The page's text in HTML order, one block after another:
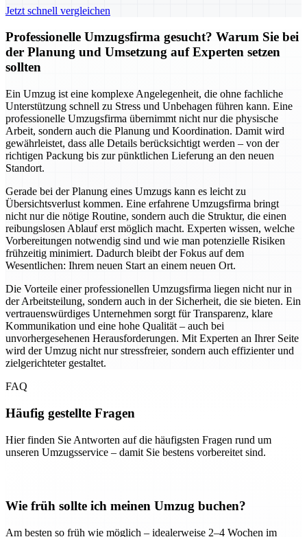
Jetzt schnell vergleichen
Professionelle Umzugsfirma gesucht? Warum Sie bei
der Planung und Umsetzung auf Experten setzen
sollten
Ein Umzug ist eine komplexe Angelegenheit, die ohne fachliche
Unterstützung schnell zu Stress und Unbehagen führen kann. Eine
professionelle Umzugsfirma übernimmt nicht nur die physische
Arbeit, sondern auch die Planung und Koordination. Damit wird
gewährleistet, dass alle Details berücksichtigt werden – von der
richtigen Packung bis zur pünktlichen Lieferung an den neuen
Standort.
Gerade bei der Planung eines Umzugs kann es leicht zu
Übersichtsverlust kommen. Eine erfahrene Umzugsfirma bringt
nicht nur die nötige Routine, sondern auch die Struktur, die einen
reibungslosen Ablauf erst möglich macht. Experten wissen, welche
Vorbereitungen notwendig sind und wie man potenzielle Risiken
frühzeitig minimiert. Dadurch bleibt der Fokus auf dem
Wesentlichen: Ihrem neuen Start an einem neuen Ort.
Die Vorteile einer professionellen Umzugsfirma liegen nicht nur in
der Arbeitsteilung, sondern auch in der Sicherheit, die sie bieten. Ein
vertrauenswürdiges Unternehmen sorgt für Transparenz, klare
Kommunikation und eine hohe Qualität – auch bei
unvorhergesehenen Herausforderungen. Mit Experten an Ihrer Seite
wird der Umzug nicht nur stressfreier, sondern auch effizienter und
zielgerichteter gestaltet.
FAQ
Häufig gestellte Fragen
Hier finden Sie Antworten auf die häufigsten Fragen rund um
unseren Umzugsservice – damit Sie bestens vorbereitet sind.
Wie früh sollte ich meinen Umzug buchen?
Am besten so früh wie möglich – idealerweise 2–4 Wochen im